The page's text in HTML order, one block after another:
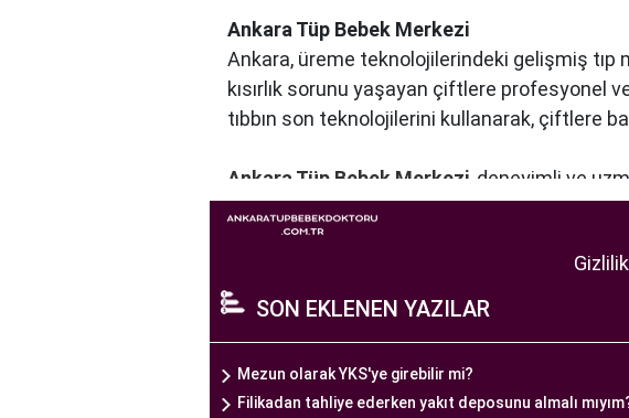
Ankara Tüp Bebek Merkezi
Ankara, üreme teknolojilerindeki gelişmiş
kısırlık sorunu yaşayan çiftlere profesyonel
tıbbın son teknolojilerini kullanarak, çiftlere
Ankara Tüp Bebek Merkezi , deneyimli ve
profesyonelleri, çiftlere kişiselleştirilmiş
merkezde kullanılan teknoloji ve
Ankara Tüp Bebek Merkezi, hasta odaklı
yaşama şansı tanıyan kapsamlı bir tüp bebek
Tüp bebek tedavisi, uzman bir ekibin
SON EKLENEN YAZILAR
Mezun olarak YKS'ye girebilir mi?
Filikadan tahliye ederken yakıt deposunu almalı